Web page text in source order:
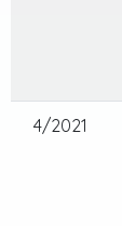
4/2021